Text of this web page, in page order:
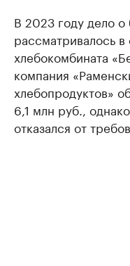
В 2023 году дело о
рассматривалось
хлебокомбината
компания
хлебопродуктов»
6,1 млн руб.,
отказался от